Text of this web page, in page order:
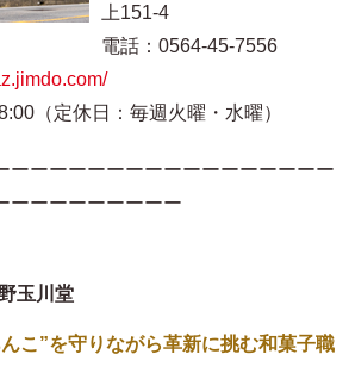
上151-4
電話：0564-45-7556
（定休日：毎週火曜・水曜）
ーーーーーーーーーーーーーーーーー
ーーーーーーーーー
玉川堂
こ”を守りながら革新に挑む和菓子職